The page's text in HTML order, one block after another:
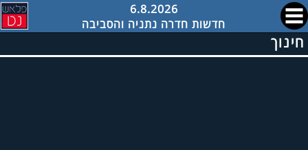
6.8.2026
חדשות חדרה נתניה והסביבה
חינוך